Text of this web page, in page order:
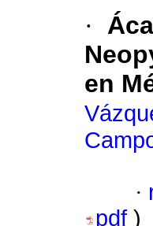
·
en
·
pdf )